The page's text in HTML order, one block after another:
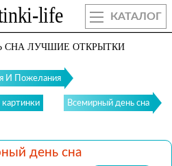
КАТАЛОГ
СНА ЛУЧШИЕ ОТКРЫТКИ
И Пожелания
Всемирный день сна
день сна